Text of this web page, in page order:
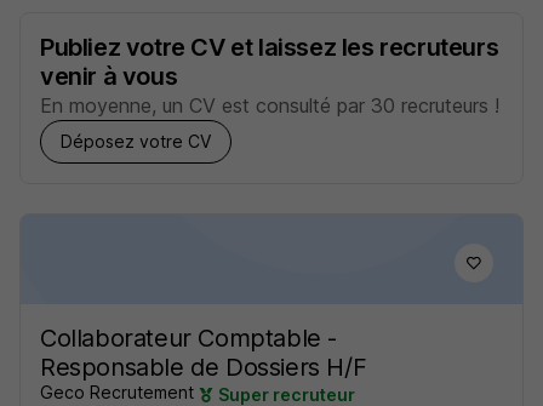
Publiez votre CV et laissez les recruteurs
venir à vous
En moyenne, un CV est consulté par 30 recruteurs !
Déposez votre CV
Collaborateur Comptable -
Responsable de Dossiers H/F
Geco Recrutement Super recruteur